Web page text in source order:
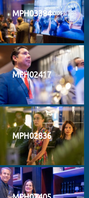
MPH03384
MPH02417
MPH02836